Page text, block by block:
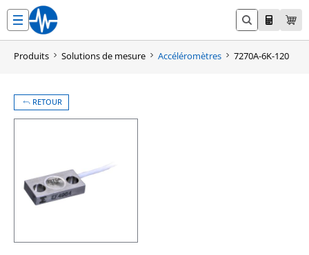
contenu
Produits Solutions de mesure Accéléromètres 7270A-6K-120
RETOUR